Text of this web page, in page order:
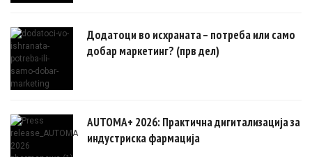
Додатоци во исхраната – потреба или само
добар маркетинг? (прв дел)
AUTOMA+ 2026: Практична дигитализација за
индустриска фармација